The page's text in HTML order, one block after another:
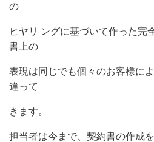
の
ヒヤリ ングに基づいて作った完
書上の
表現は同じでも個々のお客様に
違って
きます。
担当者は今まで、契約書の作成